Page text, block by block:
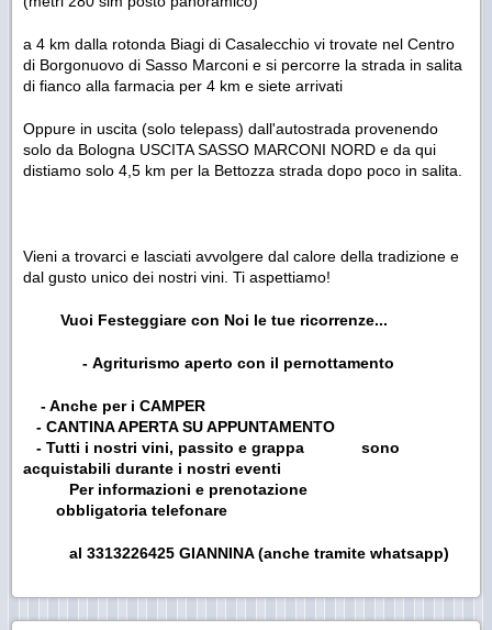
a 4 km dalla rotonda Biagi di Casalecchio vi trovate nel Centro
di Borgonuovo di Sasso Marconi e si percorre la strada in salita
di fianco alla farmacia per 4 km e siete arrivati
Oppure in uscita (solo telepass) dall'autostrada provenendo
solo da Bologna USCITA SASSO MARCONI NORD e da qui
distiamo solo 4,5 km per la Bettozza strada dopo poco in salita.
Vieni a trovarci e lasciati avvolgere dal calore della tradizione e
dal gusto unico dei nostri vini. Ti aspettiamo!
Vuoi Festeggiare con Noi le tue ricorrenze...
- Agriturismo aperto con il pernottamento
- Anche per i CAMPER
- CANTINA APERTA SU APPUNTAMENTO
- Tutti i nostri vini, passito e grappa
sono
acquistabili durante i nostri eventi
Per informazioni e prenotazione
obbligatoria telefonare
al 3313226425 GIANNINA (anche tramite whatsapp)